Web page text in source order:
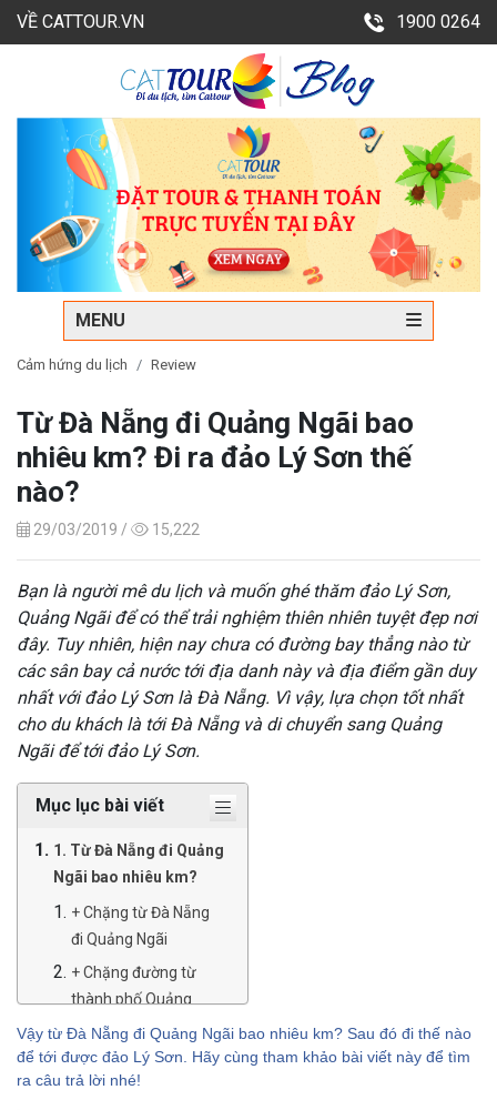
VỀ CATTOUR.VN 1900 0264
MENU
Cảm hứng du lịch Review
Từ Đà Nẵng đi Quảng Ngãi bao
nhiêu km? Đi ra đảo Lý Sơn thế
nào?
29/03/2019 / 15,222
Bạn là người mê du lịch và muốn ghé thăm đảo Lý Sơn,
Quảng Ngãi để có thể trải nghiệm thiên nhiên tuyệt đẹp nơi
đây. Tuy nhiên, hiện nay chưa có đường bay thẳng nào từ
các sân bay cả nước tới địa danh này và địa điểm gần duy
nhất với đảo Lý Sơn là Đà Nẵng. Vì vậy, lựa chọn tốt nhất
cho du khách là tới Đà Nẵng và di chuyển sang Quảng
Ngãi để tới đảo Lý Sơn.
Mục lục bài viết
1. Từ Đà Nẵng đi Quảng
Ngãi bao nhiêu km?
+ Chặng từ Đà Nẵng
đi Quảng Ngãi
+ Chặng đường từ
thành phố Quảng
Ngãi đến cảng Sa Kỳ
Vậy từ Đà Nẵng đi Quảng Ngãi bao nhiêu km? Sau đó đi thế nào
để tới được đảo Lý Sơn. Hãy cùng tham khảo bài viết này để tìm
ra câu trả lời nhé!